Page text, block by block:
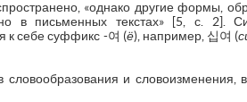
«однако другие формы,
в письменных текстах» [5, с. 2].
к себе суффикс -여 (ё), например, 십여 (
и словоизменения,